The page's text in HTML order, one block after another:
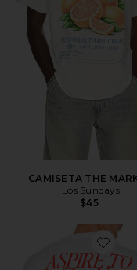
CAMISETA THE
Los Sundays
$45